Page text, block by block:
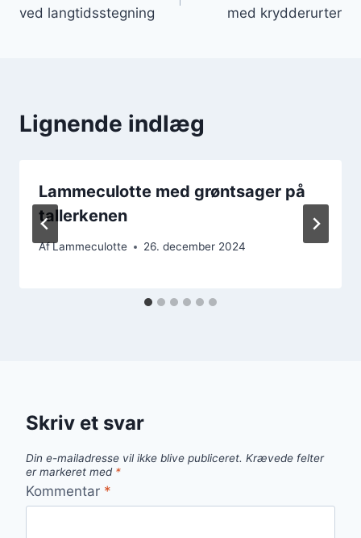
ved langtidsstegning
med krydderurter
Lignende indlæg
Lammeculotte med grøntsager på
tallerkenen
AfLammeculotte 26. december 2024
Skriv et svar
Din e-mailadresse vil ikke blive publiceret. Krævede felter
er markeret med *
Kommentar *